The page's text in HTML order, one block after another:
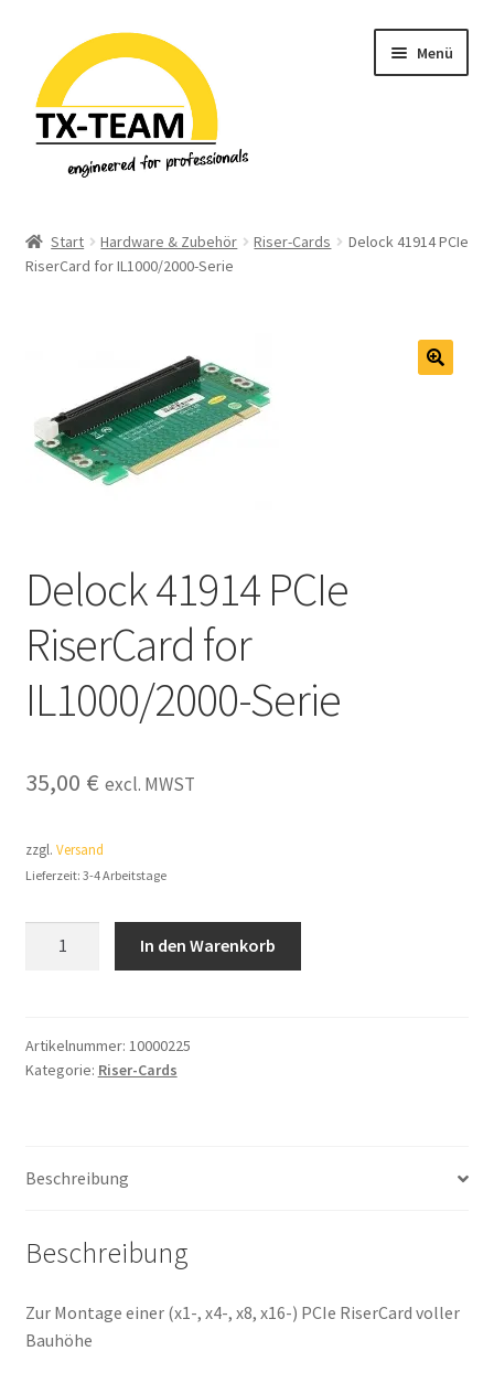
Navigation
springen
Inhalt
springen
Menü
Allgemeine Geschäftsbedingungen
EU-Steuer Informationen
Kontakt
My account
Start Hardware & Zubehör Riser-Cards
Delock 41914 PCIe
RiserCard for IL1000/2000-Serie
Delock 41914 PCIe
RiserCard for
IL1000/2000-Serie
35,00 € excl. MWST
zzgl. Versand
Lieferzeit: 3-4 Arbeitstage
for
IL1000/2000-
In den Warenkorb
Artikelnummer: 10000225
Kategorie: Riser-Cards
Beschreibung
Beschreibung
Zur Montage einer (x1-, x4-, x8, x16-) PCIe RiserCard voller
Bauhöhe